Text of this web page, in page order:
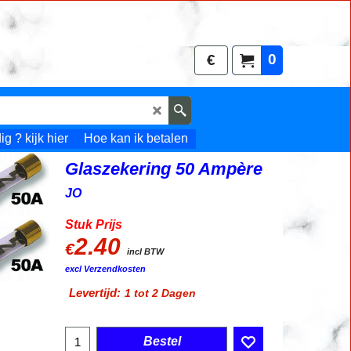
0
€
? kijk hier Hoe kan ik betalen
Glaszekering 50 Ampère
JO
Stuk Prijs
€2.40
incl BTW
excl Verzendkosten
Levertijd: 1 tot 2 Dagen
Bestel